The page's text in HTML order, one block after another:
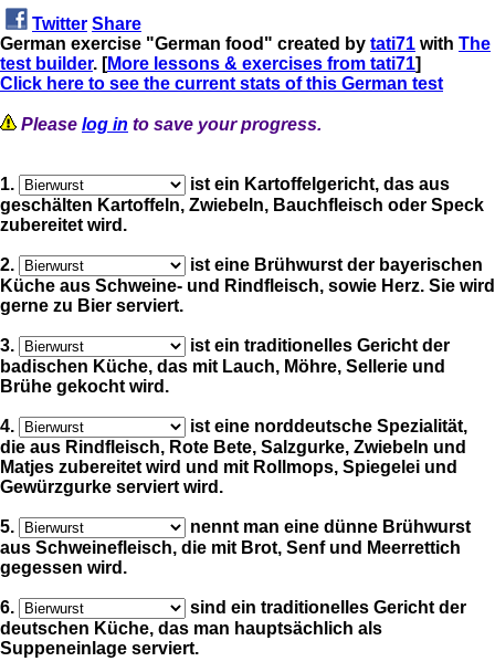
Twitter Share
German exercise "German food" created by tati71 with The
test builder. [More lessons & exercises from tati71]
Click here to see the current stats of this German test
Please log in to save your progress.
1.
ist ein Kartoffelgericht, das aus
geschälten Kartoffeln, Zwiebeln, Bauchfleisch oder Speck
zubereitet wird.
2.
ist eine Brühwurst der bayerischen
Küche aus Schweine- und Rindfleisch, sowie Herz. Sie wird
gerne zu Bier serviert.
3.
ist ein traditionelles Gericht der
badischen Küche, das mit Lauch, Möhre, Sellerie und
Brühe gekocht wird.
4.
ist eine norddeutsche Spezialität,
die aus Rindfleisch, Rote Bete, Salzgurke, Zwiebeln und
Matjes zubereitet wird und mit Rollmops, Spiegelei und
Gewürzgurke serviert wird.
5.
nennt man eine dünne Brühwurst
aus Schweinefleisch, die mit Brot, Senf und Meerrettich
gegessen wird.
6.
sind ein traditionelles Gericht der
deutschen Küche, das man hauptsächlich als
Suppeneinlage serviert.